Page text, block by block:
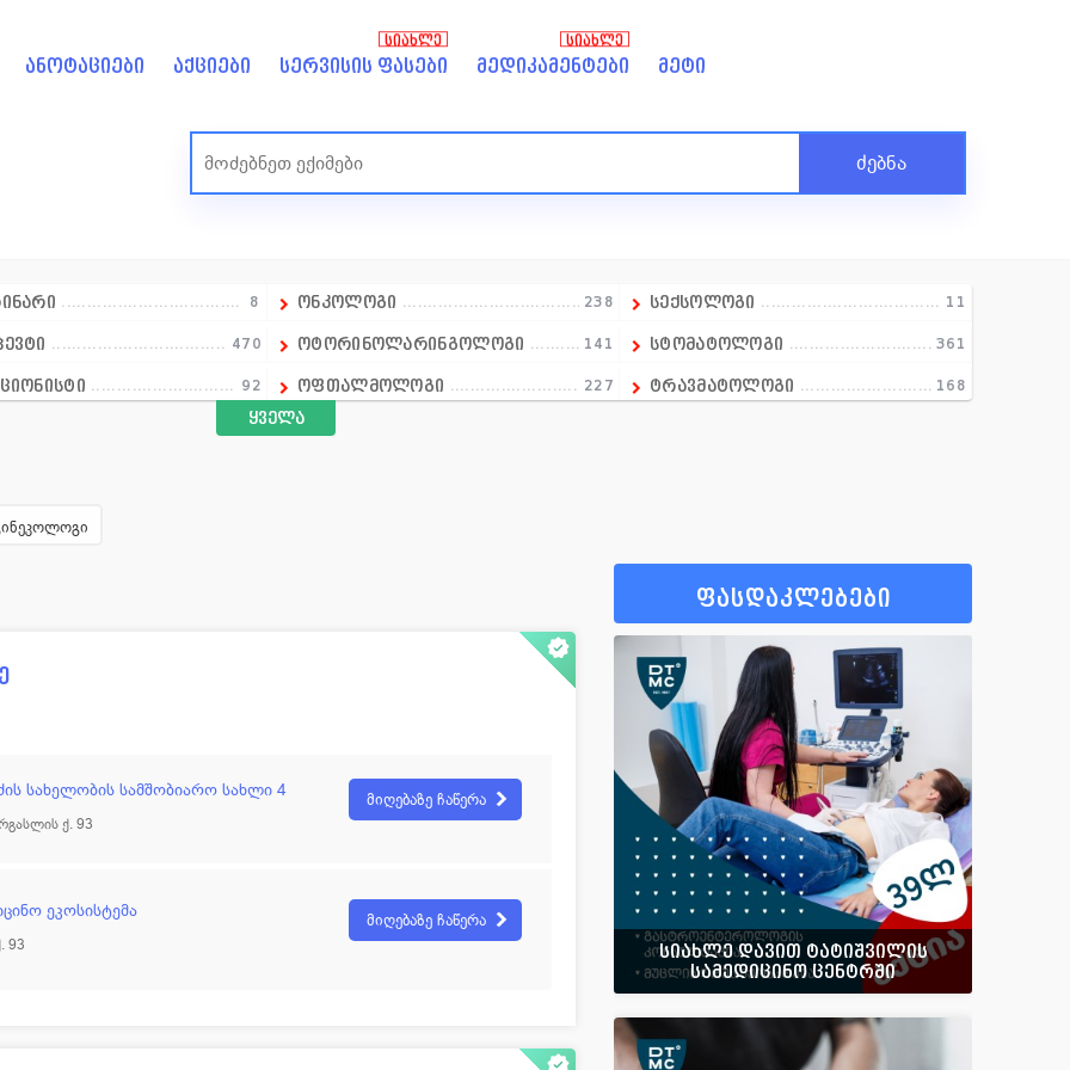
ანოტაციები აქციები სერვისის ფასები
ᲡᲘᲐᲮᲚᲔ
მედიკამენტები
ᲡᲘᲐᲮᲚᲔ
მეტი
ძებნა
8
470
92
520
77
ონკოლოგი 238
ოტორინოლარინგოლოგი 141
ოფთალმოლოგი 227
ოჯახის ექიმი
რენტგენოლოგი
სექსოლოგი 11
სტომატოლოგი 361
ტრავმატოლოგი 168
ფსიქოლოგი
ფტიზიატრი
ქირურგი
ციტოლოგი
ჰემატოლოგი
ჰომეოპათი 14
სხვადასხვა 42
ყველა
სახელობის სამშობიარო სახლი 4
ქ. 93
მიღებაზე ჩაწერა
ეკოსისტემა
93
მიღებაზე ჩაწერა
ფასდაკლებები
სიახლე დავით ტატიშვილის
სამედიცინო ცენტრში